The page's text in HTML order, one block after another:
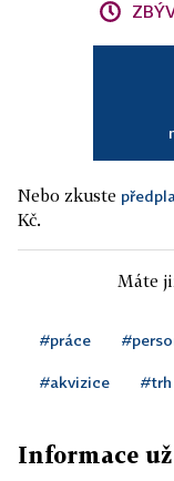
Nebo zkuste
Kč.
Máte
#práce
#akvizice #trh
Informace